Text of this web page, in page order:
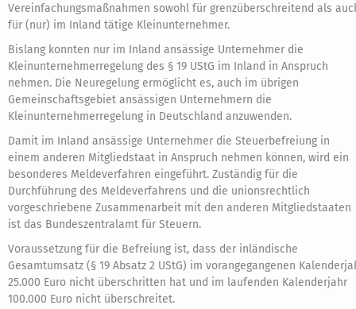
Vereinfachungsmaßnahmen sowohl für grenzüberschreitend als
für (nur) im Inland tätige Kleinunternehmer.
Bislang konnten nur im Inland ansässige Unternehmer die
Kleinunternehmerregelung des § 19 UStG im Inland in Anspruch
nehmen. Die Neuregelung ermöglicht es, auch im übrigen
Gemeinschaftsgebiet ansässigen Unternehmern die
Kleinunternehmerregelung in Deutschland anzuwenden.
Damit im Inland ansässige Unternehmer die Steuerbefreiung in
einem anderen Mitgliedstaat in Anspruch nehmen können, wird ein
besonderes Meldeverfahren eingeführt. Zuständig für die
Durchführung des Meldeverfahrens und die unionsrechtlich
vorgeschriebene Zusammenarbeit mit den anderen Mitgliedstaaten
ist das Bundeszentralamt für Steuern.
Voraussetzung für die Befreiung ist, dass der inländische
Gesamtumsatz (§ 19 Absatz 2 UStG) im vorangegangenen
25.000 Euro nicht überschritten hat und im laufenden Kalenderjahr
100.000 Euro nicht überschreitet.